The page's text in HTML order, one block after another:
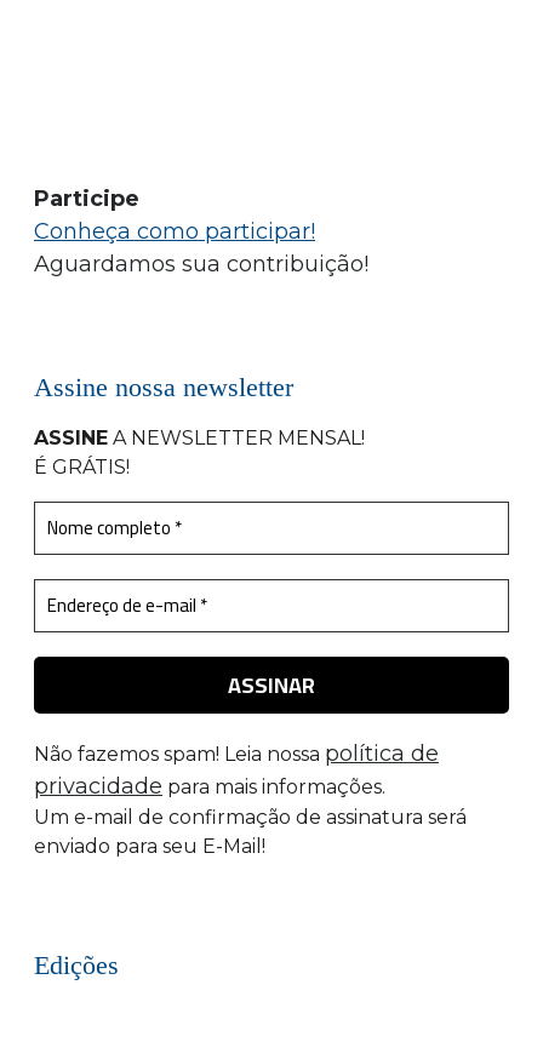
Participe
Conheça como participar!
Aguardamos sua contribuição!
Assine nossa newsletter
ASSINE A NEWSLETTER MENSAL!
É GRÁTIS!
Não fazemos spam! Leia nossa política de
privacidade para mais informações.
Um e-mail de confirmação de assinatura será
enviado para seu E-Mail!
Edições